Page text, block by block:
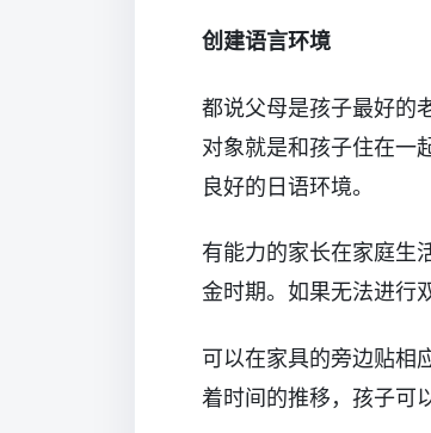
创建语言环境
都说父母是孩子最好的
对象就是和孩子住在一
良好的日语环境。
有能力的家长在家庭生
金时期。如果无法进行
可以在家具的旁边贴相
着时间的推移，孩子可